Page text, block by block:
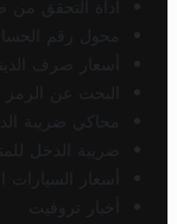
أداة التحقق من
محول رقم
أسعار صرف
البحث عن
محاكي ضريبة
ضريبة الدخل
أسعار
أخبار تروفيت